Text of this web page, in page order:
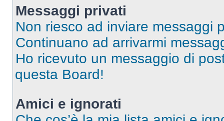
Messaggi privati
Non riesco ad inviare messaggi
Continuano ad arrivarmi
Ho ricevuto un messaggio di
questa Board!
Amici e ignorati